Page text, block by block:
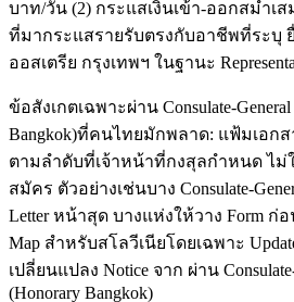
บาท/วัน (2) กระแสเงินเข้า-ออกสม่ำเ
ที่มากระแสรายรับตรงกับอาชีพที่ระบุ ยื่
ออสเตรีย กรุงเทพฯ ในฐานะ
ข้อสังเกตเฉพาะผ่าน Consulate-
Bangkok)ที่คนไทยมักพลาด: แฟ้มเอกส
ตามลำดับที่เจ้าหน้าที่กงสุลกำหนด ไม่
สมัคร ตัวอย่างเช่นบาง Consulate-
Letter หน้าสุด บางแห่งให้วาง Form ก่อ
Map สำหรับสโลวีเนียโดยเฉพาะ
เปลี่ยนแปลง Notice จาก ผ่าน
(Honorary Bangkok)